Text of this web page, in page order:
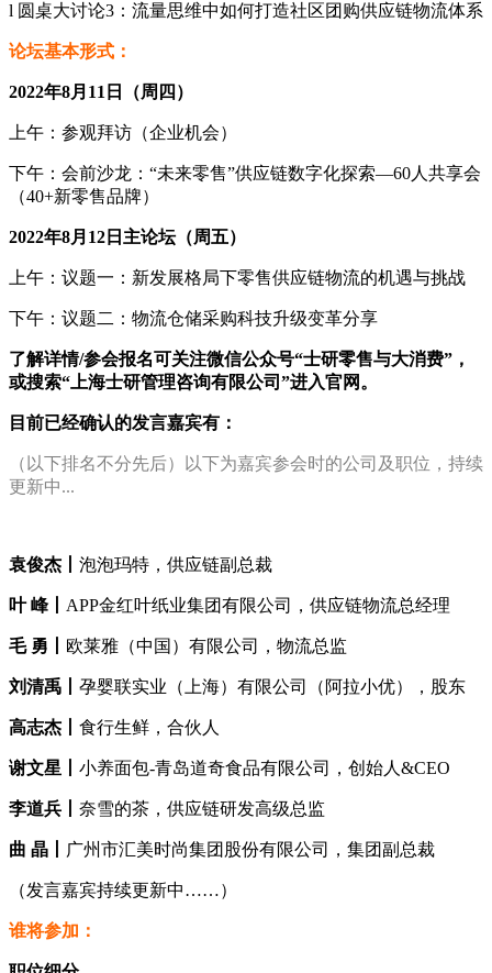
l 圆桌大讨论3：流量思维中如何打造社区团购供应链物流体系
论坛基本形式：
2022年8月11日（周四）
上午：参观拜访（企业机会）
下午：会前沙龙：“未来零售”供应链数字化探索—60人共享会
（40+新零售品牌）
2022年8月12日主论坛（周五）
上午：议题一：新发展格局下零售供应链物流的机遇与挑战
下午：议题二：物流仓储采购科技升级变革分享
了解详情/参会报名可关注微信公众号“士研零售与大消费”，
或搜索“上海士研管理咨询有限公司”进入官网。
目前已经确认的发言嘉宾有：
（以下排名不分先后）以下为嘉宾参会时的公司及职位，持续
更新中...
袁俊杰丨 泡泡玛特，供应链副总裁
叶 峰丨 APP金红叶纸业集团有限公司，供应链物流总经理
毛 勇丨 欧莱雅（中国）有限公司，物流总监
刘清禹丨 孕婴联实业（上海）有限公司（阿拉小优），股东
高志杰丨 食行生鲜，合伙人
谢文星丨 小养面包-青岛道奇食品有限公司，创始人&CEO
李道兵丨 奈雪的茶，供应链研发高级总监
曲 晶丨 广州市汇美时尚集团股份有限公司，集团副总裁
（发言嘉宾持续更新中……）
谁将参加：